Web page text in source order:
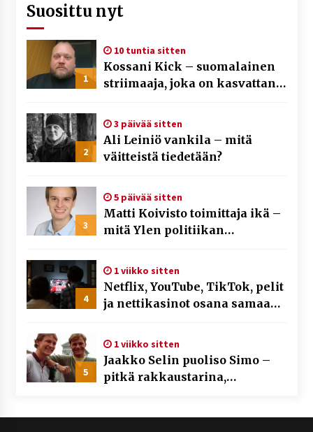
Suosittu nyt
1
10 tuntia sitten
Kossani Kick – suomalainen
striimaaja, joka on kasvattanut
2
3 päivää sitten
Ali Leiniö vankila – mitä
väitteistä tiedetään?
3
5 päivää sitten
Matti Koivisto toimittaja ikä –
mitä Ylen politiikan
4
1 viikko sitten
Netflix, YouTube, TikTok, pelit
ja nettikasinot osana samaa
5
1 viikko sitten
Jaakko Selin puoliso Simo –
pitkä rakkaustarina,